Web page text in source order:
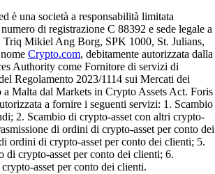
una società a responsabilità limitata
di registrazione C 88392 e sede legale a
Triq Mikiel Ang Borg, SPK 1000, St. Julians,
Crypto.com, debitamente autorizzata dalla
Authority come Fornitore di servizi di
Regolamento 2023/1114 sui Mercati dei
a Malta dal Markets in Crypto Assets Act. Foris
a fornire i seguenti servizi: 1. Scambio
2. Scambio di crypto-asset con altri crypto-
di ordini di crypto-asset per conto dei
ordini di crypto-asset per conto dei clienti; 5.
di crypto-asset per conto dei clienti; 6.
asset per conto dei clienti.